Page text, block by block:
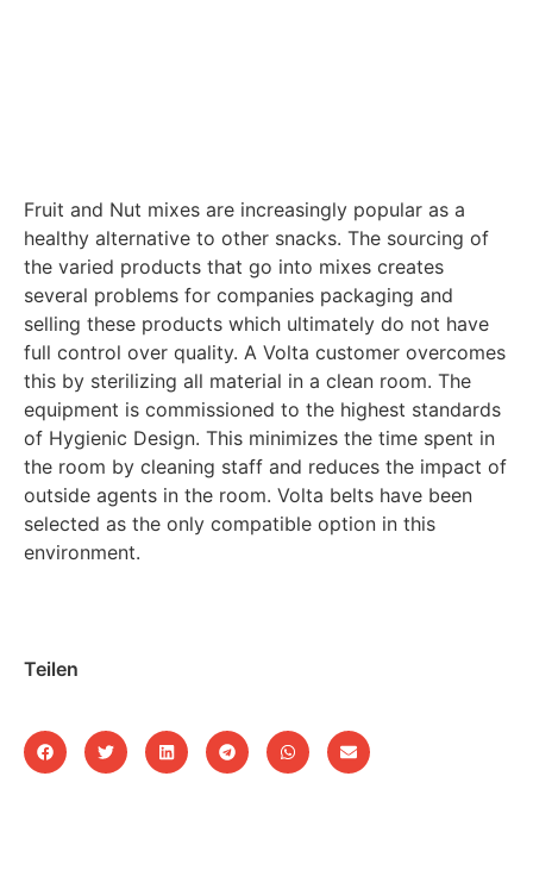
Fruit and Nut mixes are increasingly popular as a
healthy alternative to other snacks. The sourcing of
the varied products that go into mixes creates
several problems for companies packaging and
selling these products which ultimately do not have
full control over quality. A Volta customer overcomes
this by sterilizing all material in a clean room. The
equipment is commissioned to the highest standards
of Hygienic Design. This minimizes the time spent in
the room by cleaning staff and reduces the impact of
outside agents in the room. Volta belts have been
selected as the only compatible option in this
environment.
Teilen